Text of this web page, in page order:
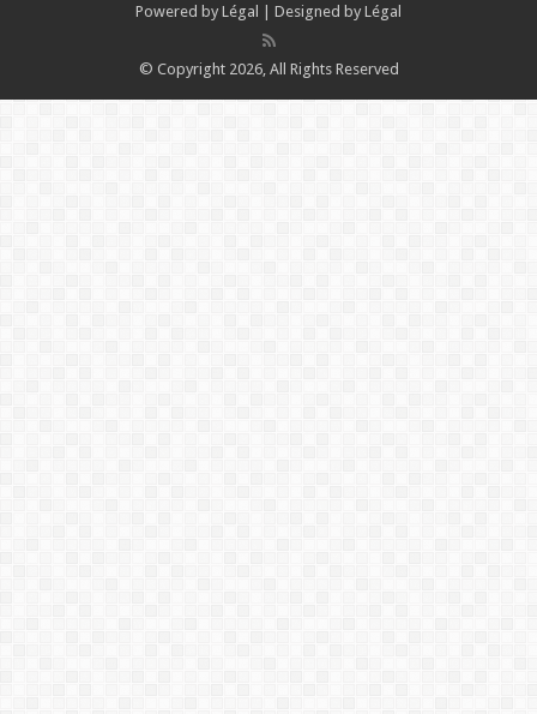
Powered by Légal | Designed by Légal
© Copyright 2026, All Rights Reserved